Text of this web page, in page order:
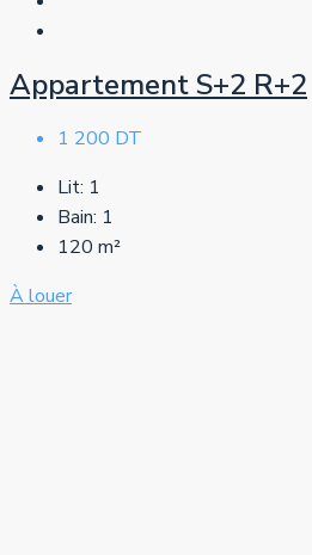
Appartement S+2 R+2
1 200 DT
Lit: 1
Bain: 1
120 m²
À louer